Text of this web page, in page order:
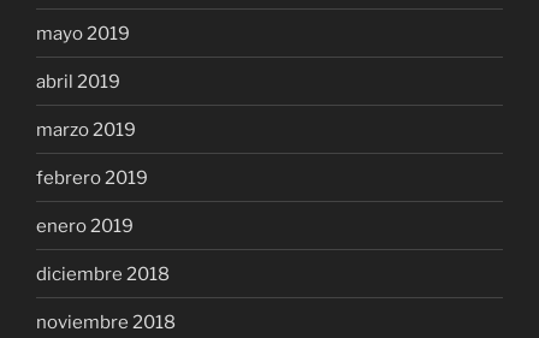
mayo 2019
abril 2019
marzo 2019
febrero 2019
enero 2019
diciembre 2018
noviembre 2018